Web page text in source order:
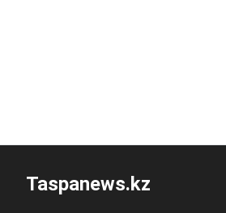
Taspanews.kz